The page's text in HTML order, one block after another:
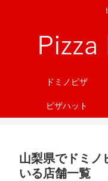
ドミノピザ
ピザハット
山梨県でドミノ
いる店舗一覧